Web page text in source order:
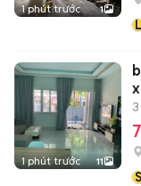
1 phút trước 1
L
1 phút trước 11
S